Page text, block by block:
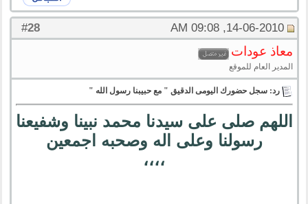
#
28 14-06-2010, 09:08 AM
معاذ عودات
المدير العام للموقع
رد: سجل حضورك اليومى الدقيق " مع حبيبنا رسول الله "
اللهم صلى على سيدنا محمد نبينا وشفيعنا
رسولنا وعلى اله وصحبه اجمعين
،،،،